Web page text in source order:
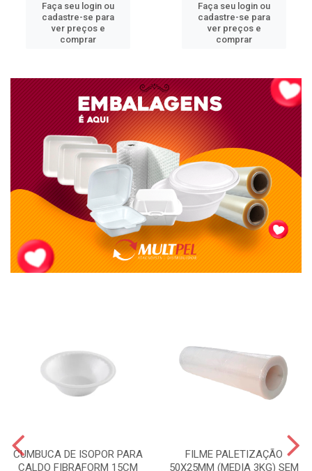
Faça seu login ou
cadastre-se para
ver preços e
comprar
Faça seu login ou
cadastre-se para
ver preços e
comprar
CUMBUCA DE ISOPOR PARA
CALDO FIBRAFORM 15CM
FILME PALETIZAÇÃO
50X25MM (MEDIA 3KG) SEM